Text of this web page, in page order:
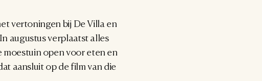
vertoningen bij De Villa en
augustus verplaatst alles
moestuin open voor eten en
aansluit op de film van die